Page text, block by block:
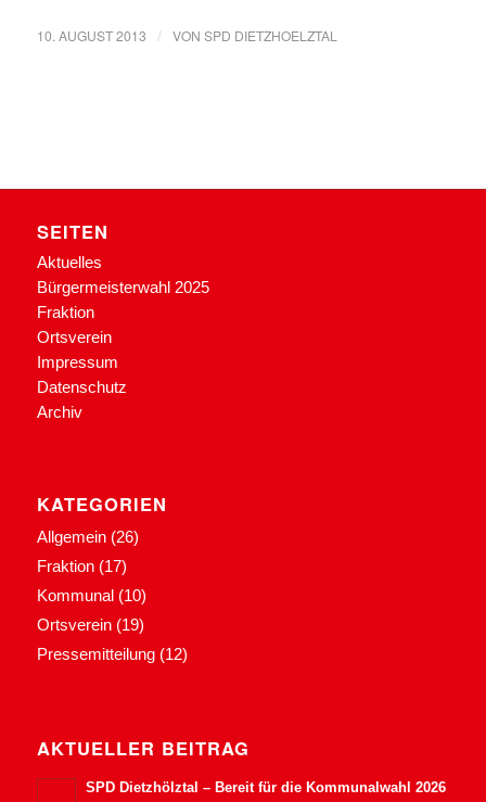
10. AUGUST 2013 / VON SPD DIETZHOELZTAL
SEITEN
Aktuelles
Bürgermeisterwahl 2025
Fraktion
Ortsverein
Impressum
Datenschutz
Archiv
KATEGORIEN
Allgemein(26)
Fraktion(17)
Kommunal(10)
Ortsverein(19)
Pressemitteilung(12)
AKTUELLER BEITRAG
SPD Dietzhölztal – Bereit für die Kommunalwahl 2026